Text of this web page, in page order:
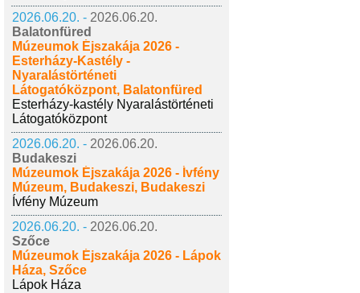
2026.06.20. - 2026.06.20.
Balatonfüred
Múzeumok Éjszakája 2026 -
Esterházy-Kastély -
Nyaralástörténeti
Látogatóközpont, Balatonfüred
Esterházy-kastély Nyaralástörténeti
Látogatóközpont
2026.06.20. - 2026.06.20.
Budakeszi
Múzeumok Éjszakája 2026 - Ívfény
Múzeum, Budakeszi, Budakeszi
Ívfény Múzeum
2026.06.20. - 2026.06.20.
Szőce
Múzeumok Éjszakája 2026 - Lápok
Háza, Szőce
Lápok Háza